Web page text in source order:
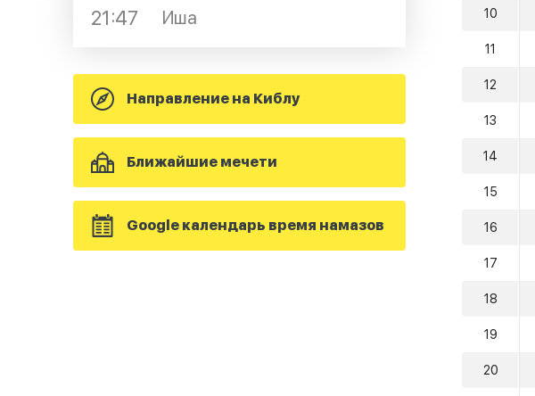
21:47 Иша
Направление на Киблу
Ближайшие мечети
Google календарь время намазов
10
11
12
13
14
15
16
17
18
19
20